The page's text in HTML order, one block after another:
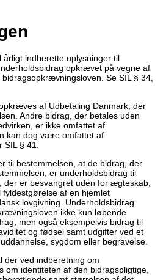
årligt indberette oplysninger til
opkrævet på vegne af
Se SIL § 34,
af Udbetaling Danmark, der
Andre bidrag, der betales uden
er ikke omfattet af
kan dog være omfattet af
§ 41.
til bestemmelsen, at de bidrag, der
er underholdsbidrag til
er besvangret uden for ægteskab,
af en hjemlet
lovgivning. Underholdsbidrag
ikke kun løbende
men også eksempelvis bidrag til
og fødsel samt udgifter ved et
sygdom eller begravelse.
der ved indberetning om
om identiteten af den bidragspligtige,